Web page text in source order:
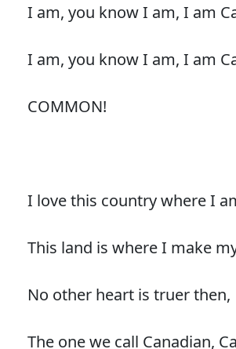
I am, you know I am, I am
I am, you know I am, I am
COMMON!
I love this country where I
This land is where I make
No other heart is truer then,
The one we call Canadian,